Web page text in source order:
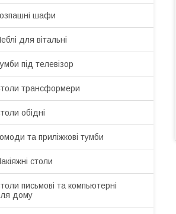
шафи
для вітальні
під телевізор
трансформери
обідні
та приліжкові тумби
столи
письмові та компьютерні
дому